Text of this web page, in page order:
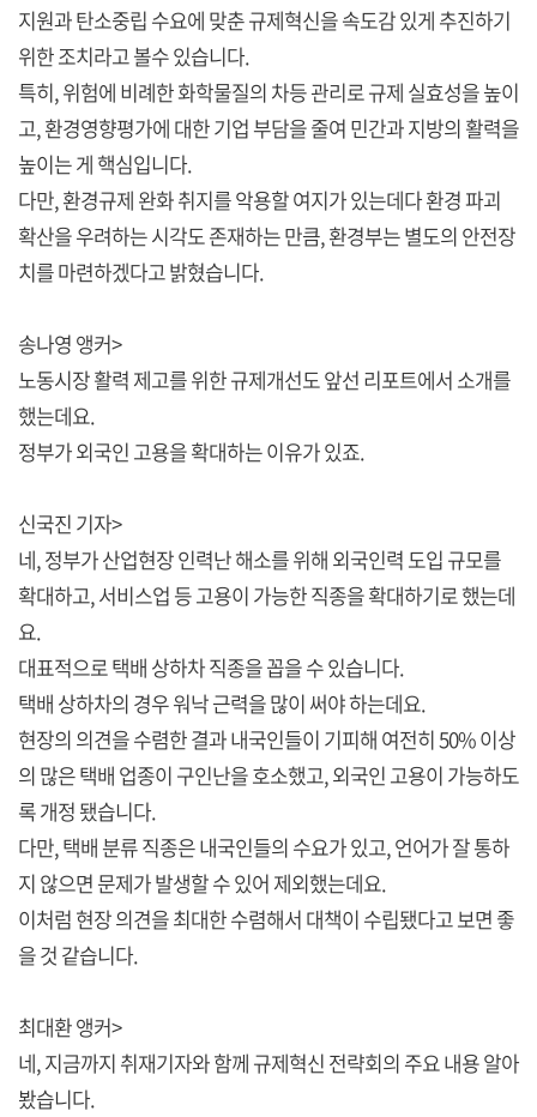
지원과 탄소중립 수요에 맞춘 규제혁신을 속도감 있게 추진하기
위한 조치라고 볼수 있습니다.
특히, 위험에 비례한 화학물질의 차등 관리로 규제 실효성을 높이
고, 환경영향평가에 대한 기업 부담을 줄여 민간과 지방의 활력을
높이는 게 핵심입니다.
다만, 환경규제 완화 취지를 악용할 여지가 있는데다 환경 파괴
확산을 우려하는 시각도 존재하는 만큼, 환경부는 별도의 안전장
치를 마련하겠다고 밝혔습니다.
송나영 앵커>
노동시장 활력 제고를 위한 규제개선도 앞선 리포트에서 소개를
했는데요.
정부가 외국인 고용을 확대하는 이유가 있죠.
신국진 기자>
네, 정부가 산업현장 인력난 해소를 위해 외국인력 도입 규모를
확대하고, 서비스업 등 고용이 가능한 직종을 확대하기로 했는데
요.
대표적으로 택배 상하차 직종을 꼽을 수 있습니다.
택배 상하차의 경우 워낙 근력을 많이 써야 하는데요.
현장의 의견을 수렴한 결과 내국인들이 기피해 여전히 50% 이상
의 많은 택배 업종이 구인난을 호소했고, 외국인 고용이 가능하도
록 개정 됐습니다.
다만, 택배 분류 직종은 내국인들의 수요가 있고, 언어가 잘 통하
지 않으면 문제가 발생할 수 있어 제외했는데요.
이처럼 현장 의견을 최대한 수렴해서 대책이 수립됐다고 보면 좋
을 것 같습니다.
최대환 앵커>
네, 지금까지 취재기자와 함께 규제혁신 전략회의 주요 내용 알아
봤습니다.